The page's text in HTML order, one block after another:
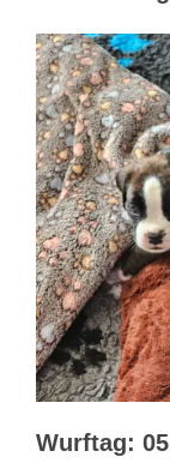
Wurftag: